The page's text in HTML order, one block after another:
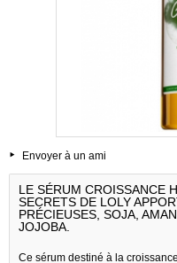
Envoyer à un ami
LE SÉRUM CROISSANCE
SECRETS DE LOLY
PRÉCIEUSES, SOJA,
JOJOBA.
Ce sérum destiné à la